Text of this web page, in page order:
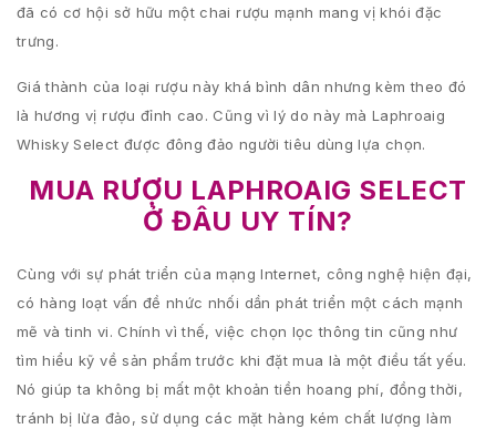
đã có cơ hội sở hữu một chai rượu mạnh mang vị khói đặc
trưng.
Giá thành của loại rượu này khá bình dân nhưng kèm theo đó
là hương vị rượu đỉnh cao. Cũng vì lý do này mà Laphroaig
Whisky Select được đông đảo người tiêu dùng lựa chọn.
MUA RƯỢU LAPHROAIG SELECT
Ở ĐÂU UY TÍN?
Cùng với sự phát triển của mạng Internet, công nghệ hiện đại,
có hàng loạt vấn đề nhức nhối dần phát triển một cách mạnh
mẽ và tinh vi. Chính vì thế, việc chọn lọc thông tin cũng như
tìm hiểu kỹ về sản phẩm trước khi đặt mua là một điều tất yếu.
Nó giúp ta không bị mất một khoản tiền hoang phí, đồng thời,
tránh bị lừa đảo, sử dụng các mặt hàng kém chất lượng làm